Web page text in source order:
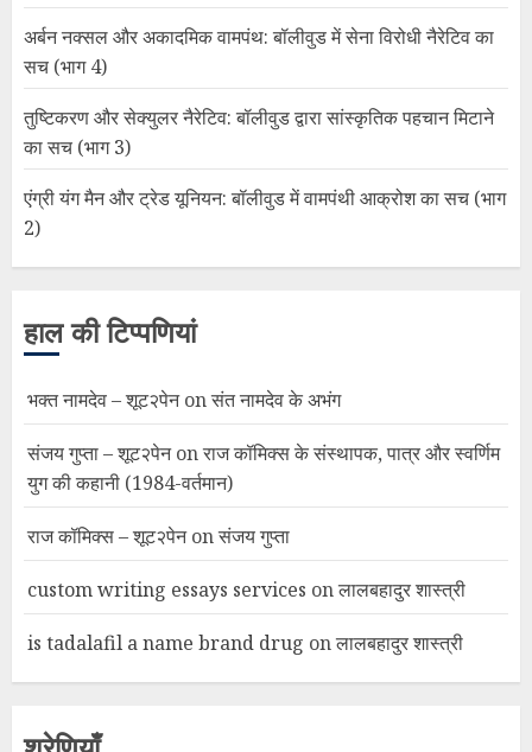
अर्बन नक्सल और अकादमिक वामपंथ: बॉलीवुड में सेना विरोधी नैरेटिव का
सच (भाग 4)
तुष्टिकरण और सेक्युलर नैरेटिव: बॉलीवुड द्वारा सांस्कृतिक पहचान मिटाने
का सच (भाग 3)
एंग्री यंग मैन और ट्रेड यूनियन: बॉलीवुड में वामपंथी आक्रोश का सच (भाग
2)
हाल की टिप्पणियां
भक्त नामदेव – शूट२पेनonसंत नामदेव के अभंग
संजय गुप्ता – शूट२पेनonराज कॉमिक्स के संस्थापक, पात्र और स्वर्णिम
युग की कहानी (1984-वर्तमान)
राज कॉमिक्स – शूट२पेनonसंजय गुप्ता
custom writing essays services onलालबहादुर शास्त्री
is tadalafil a name brand drug onलालबहादुर शास्त्री